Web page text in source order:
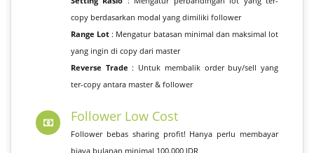
copy berdasarkan modal yang dimiliki follower
Range Lot : Mengatur batasan minimal dan maksimal lot
yang ingin di copy dari master
Reverse Trade : Untuk membalik order buy/sell yang
ter-copy antara master & follower
Follower Low Cost
Follower bebas sharing profit! Hanya perlu membayar
biaya bulanan minimal 100.000 IDR